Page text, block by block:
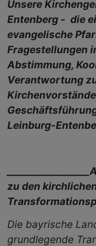
Unsere
Entenberg - die
evangelische
Fragestellungen
Abstimmung,
Verantwortung
Leinburg-
zu den
Die bayrische
grundlegende